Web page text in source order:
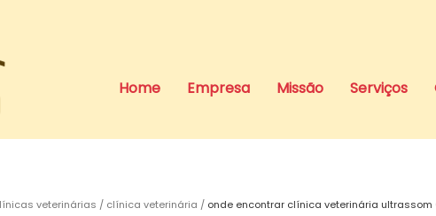
Home Empresa Missão Serviços
veterinárias clínica veterinária onde encontrar clínica veterinária ultrassom